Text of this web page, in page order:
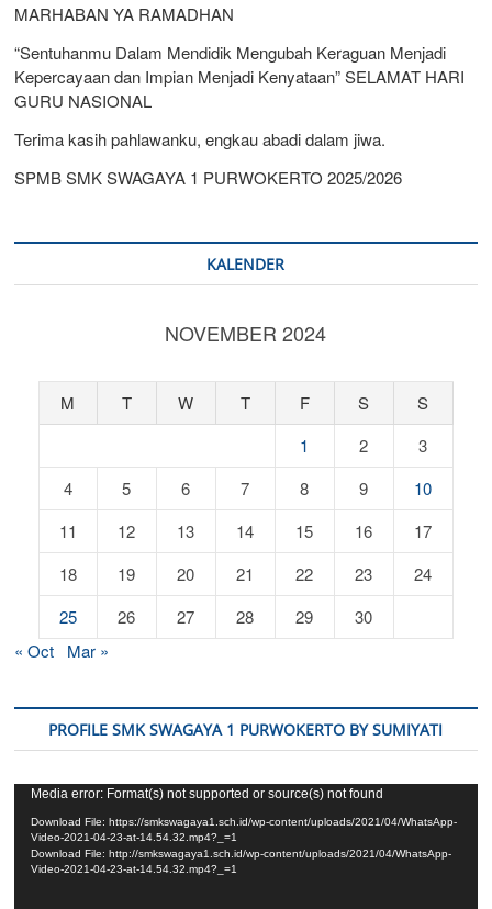
MARHABAN YA RAMADHAN
“Sentuhanmu Dalam Mendidik Mengubah Keraguan Menjadi
Kepercayaan dan Impian Menjadi Kenyataan” SELAMAT HARI
GURU NASIONAL
Terima kasih pahlawanku, engkau abadi dalam jiwa.
SPMB SMK SWAGAYA 1 PURWOKERTO 2025/2026
KALENDER
NOVEMBER 2024
M T W T F S
S
1
2
3
4
5 6 7 8 9
10
11
12 13 14 15 16
17
18
19 20 21 22 23
24
25
26 27 28 29
30
« Oct
Mar »
PROFILE SMK SWAGAYA 1 PURWOKERTO BY SUMIYATI
Video
Player
Media error: Format(s) not supported or source(s) not found
Download File: https://smkswagaya1.sch.id/wp-content/uploads/2021/04/WhatsApp-
Video-2021-04-23-at-14.54.32.mp4?_=1
Download File: http://smkswagaya1.sch.id/wp-content/uploads/2021/04/WhatsApp-
Video-2021-04-23-at-14.54.32.mp4?_=1